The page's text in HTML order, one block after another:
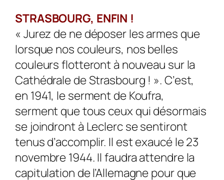
STRASBOURG, ENFIN !
« Jurez de ne déposer les armes que
lorsque nos couleurs, nos belles
couleurs flotteront à nouveau sur la
Cathédrale de Strasbourg ! ». C’est,
en 1941, le serment de Koufra,
serment que tous ceux qui désormais
se joindront à Leclerc se sentiront
tenus d’accomplir. Il est exaucé le 23
novembre 1944. Il faudra attendre la
capitulation de l’Allemagne pour que